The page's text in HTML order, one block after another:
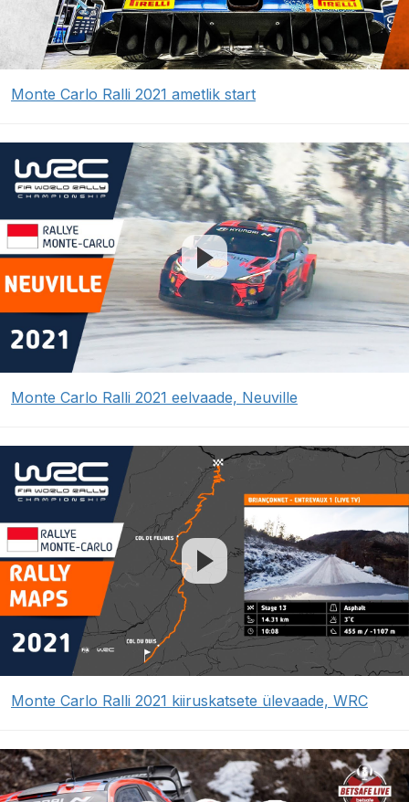
Monte Carlo Ralli 2021 ametlik start
Monte Carlo Ralli 2021 eelvaade, Neuville
Monte Carlo Ralli 2021 kiiruskatsete ülevaade, WRC